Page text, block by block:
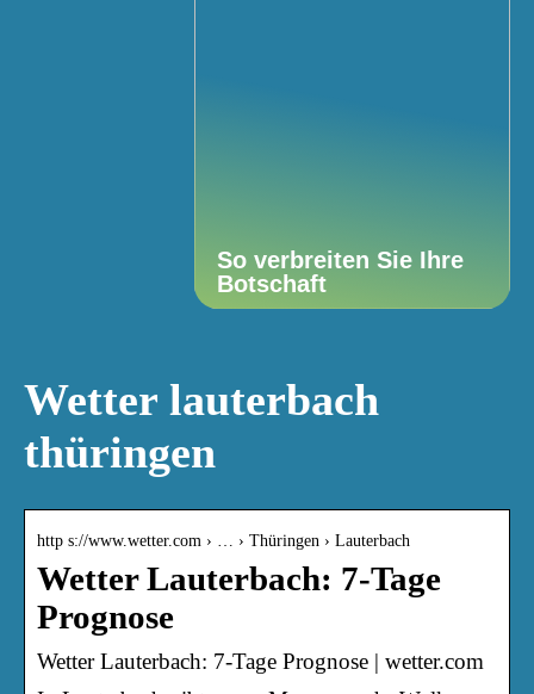
So verbreiten Sie Ihre
Botschaft
Wetter lauterbach
thüringen
http s://www.wetter.com › … › Thüringen › Lauterbach
Wetter Lauterbach: 7-Tage
Prognose
Wetter Lauterbach: 7-Tage Prognose | wetter.com